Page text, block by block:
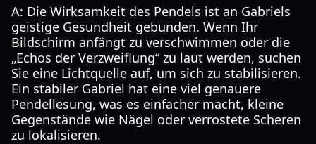
A: Die Wirksamkeit des Pendels ist an Gabriels
geistige Gesundheit gebunden. Wenn Ihr
Bildschirm anfängt zu verschwimmen oder die
„Echos der Verzweiflung“ zu laut werden, suchen
Sie eine Lichtquelle auf, um sich zu stabilisieren.
Ein stabiler Gabriel hat eine viel genauere
Pendellesung, was es einfacher macht, kleine
Gegenstände wie Nägel oder verrostete Scheren
zu lokalisieren.